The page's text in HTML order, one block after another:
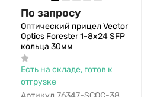
По запросу
Оптический прицел Vector
Optics Forester 1-8x24 SFP
кольца 30мм
Есть на складе, готов к
отгрузке